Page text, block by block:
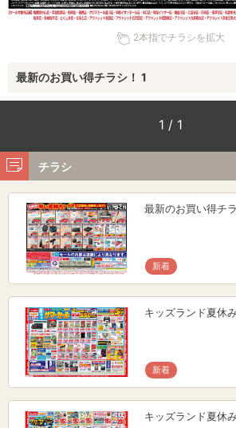
2本指でチラシを拡大
最新のお買い得チラシ！ 1
1 / 1
チラシ
最新のお買い得チ
新着
キッズランド夏休
新着
キッズランド夏休